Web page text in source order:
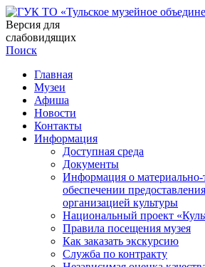
Версия для
слабовидящих
Поиск
Главная
Музеи
Афиша
Новости
Контакты
Информация
Доступная среда
Документы
Информация о материально-
обеспечении
организацией культуры
Национальный проект
Правила посещения музея
Как заказать экскурсию
Служба по контракту